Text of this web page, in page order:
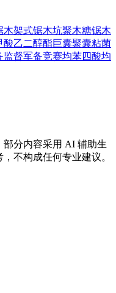
木架式锯木坑聚木糖锯木
酸乙二醇酯巨囊聚囊粘菌
监督军备竞赛均苯四酸均
分内容采用 AI 辅助生
不构成任何专业建议。